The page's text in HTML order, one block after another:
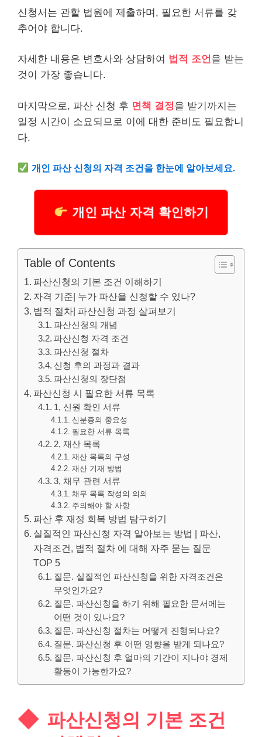
신청서는 관할 법원에 제출하며, 필요한 서류를 갖
추어야 합니다.
자세한 내용은 변호사와 상담하여 법적 조언을 받는
것이 가장 좋습니다.
마지막으로, 파산 신청 후 면책 결정을 받기까지는
일정 시간이 소요되므로 이에 대한 준비도 필요합니
다.
개인 파산 신청의 자격 조건을 한눈에 알아보세요.
개인 파산 자격 확인하기
Table of Contents
파산신청의 기본 조건 이해하기
자격 기준| 누가 파산을 신청할 수 있나?
법적 절차| 파산신청 과정 살펴보기
파산신청의 개념
파산신청 자격 조건
파산신청 절차
신청 후의 과정과 결과
파산신청의 장단점
파산신청 시 필요한 서류 목록
1, 신원 확인 서류
신분증의 중요성
필요한 서류 목록
2, 재산 목록
재산 목록의 구성
재산 기재 방법
3, 채무 관련 서류
채무 목록 작성의 의의
주의해야 할 사항
파산 후 재정 회복 방법 탐구하기
실질적인 파산신청 자격 알아보는 방법 | 파산,
자격조건, 법적 절차 에 대해 자주 묻는 질문
TOP 5
질문. 실질적인 파산신청을 위한 자격조건은
무엇인가요?
질문. 파산신청을 하기 위해 필요한 문서에는
어떤 것이 있나요?
질문. 파산신청 절차는 어떻게 진행되나요?
질문. 파산신청 후 어떤 영향을 받게 되나요?
질문. 파산신청 후 얼마의 기간이 지나야 경제
활동이 가능한가요?
파산신청의 기본 조건